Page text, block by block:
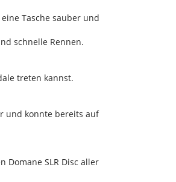
Tasche sauber und
schnelle Rennen.
treten kannst.
und konnte bereits auf
Domane SLR Disc aller